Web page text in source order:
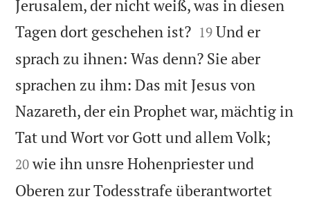
Jerusalem, der nicht weiß, was in diesen
Tagen dort geschehen ist?
19 Und er
sprach zu ihnen: Was denn? Sie aber
sprachen zu ihm: Das mit Jesus von
Nazareth, der ein Prophet war, mächtig in
Tat und Wort vor Gott und allem Volk;
20 wie ihn unsre Hohenpriester und
Oberen zur Todesstrafe überantwortet